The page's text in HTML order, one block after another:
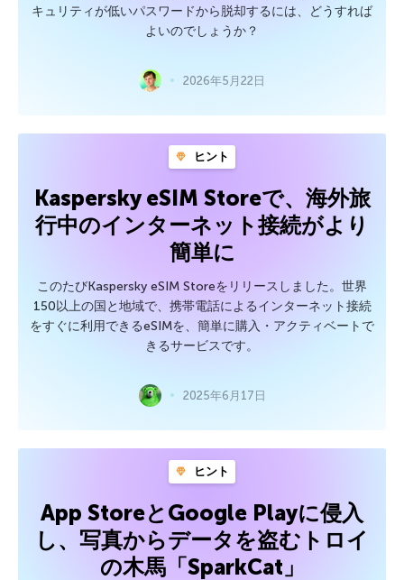
キュリティが低いパスワードから脱却するには、どうすれば
よいのでしょうか？
2026年5月22日
ヒント
Kaspersky eSIM Storeで、海外旅
行中のインターネット接続がより
簡単に
このたびKaspersky eSIM Storeをリリースしました。世界
150以上の国と地域で、携帯電話によるインターネット接続
をすぐに利用できるeSIMを、簡単に購入・アクティベートで
きるサービスです。
2025年6月17日
ヒント
App StoreとGoogle Playに侵入
し、写真からデータを盗むトロイ
の木馬「SparkCat」